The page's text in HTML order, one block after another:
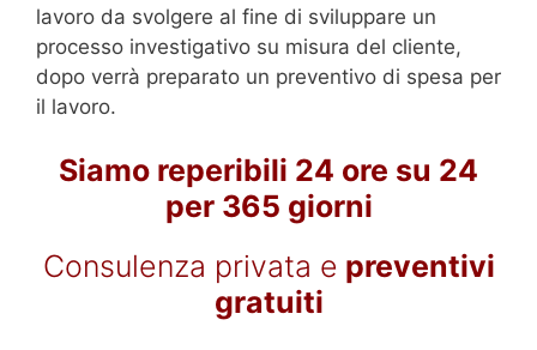
lavoro da svolgere al fine di sviluppare un
processo investigativo su misura del cliente,
dopo verrà preparato un preventivo di spesa per
il lavoro.
Siamo reperibili 24 ore su 24
per 365 giorni
Consulenza privata e preventivi
gratuiti